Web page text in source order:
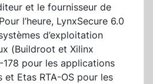
et le fournisseur de
l’heure, LynxSecure 6.0
d’exploitation
(Buildroot et Xilinx
178 pour les applications
Etas RTA-OS pour les